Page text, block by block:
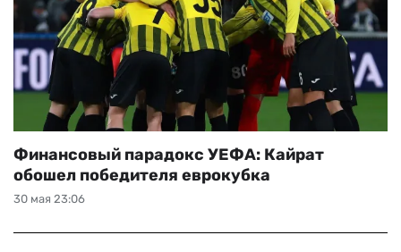
30 мая 23:06
Финансовый парадокс УЕФА: Кайрат
обошел победителя еврокубка